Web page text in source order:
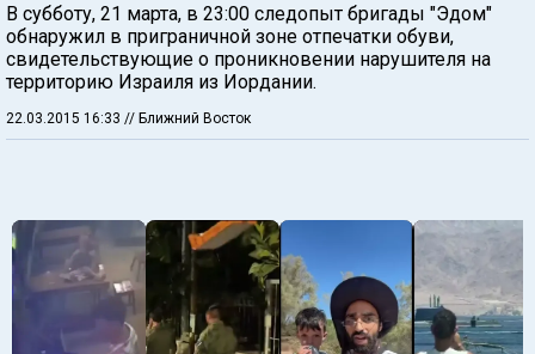
В субботу, 21 марта, в 23:00 следопыт бригады "Эдом"
обнаружил в приграничной зоне отпечатки обуви,
свидетельствующие о проникновении нарушителя на
территорию Израиля из Иордании.
22.03.2015 16:33 // Ближний Восток